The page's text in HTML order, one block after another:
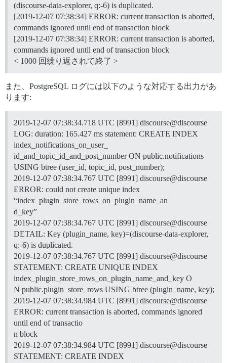
(discourse-data-explorer, q:-6) is duplicated.
[2019-12-07 07:38:34] ERROR: current transaction is aborted,
commands ignored until end of transaction block
[2019-12-07 07:38:34] ERROR: current transaction is aborted,
commands ignored until end of transaction block
< 1000 回繰り返されて終了 >
また、PostgreSQL ログには以下のような対応する出力があ
ります:
2019-12-07 07:38:34.718 UTC [8991] discourse@discourse
LOG: duration: 165.427 ms statement: CREATE INDEX
index_notifications_on_user_
id_and_topic_id_and_post_number ON public.notifications
USING btree (user_id, topic_id, post_number);
2019-12-07 07:38:34.767 UTC [8991] discourse@discourse
ERROR: could not create unique index
“index_plugin_store_rows_on_plugin_name_an
d_key”
2019-12-07 07:38:34.767 UTC [8991] discourse@discourse
DETAIL: Key (plugin_name, key)=(discourse-data-explorer,
q:-6) is duplicated.
2019-12-07 07:38:34.767 UTC [8991] discourse@discourse
STATEMENT: CREATE UNIQUE INDEX
index_plugin_store_rows_on_plugin_name_and_key O
N public.plugin_store_rows USING btree (plugin_name, key);
2019-12-07 07:38:34.984 UTC [8991] discourse@discourse
ERROR: current transaction is aborted, commands ignored
until end of transactio
n block
2019-12-07 07:38:34.984 UTC [8991] discourse@discourse
STATEMENT: CREATE INDEX